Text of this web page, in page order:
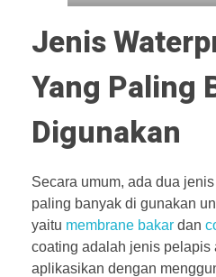
Jenis
Yang Paling
Digunakan
Secara umum, ada dua
paling banyak di gunakan
yaitu membrane bakar dan
coating adalah jenis pelapis
aplikasikan dengan